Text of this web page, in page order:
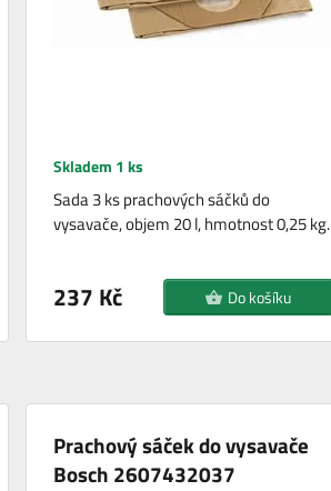
Skladem 1 ks
Sada 3 ks prachových sáčků do
vysavače, objem 20 l, hmotnost 0,25 kg.
237 Kč Do košíku
Prachový sáček do vysavače
Bosch 2607432037